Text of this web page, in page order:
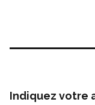
Indiquez votre